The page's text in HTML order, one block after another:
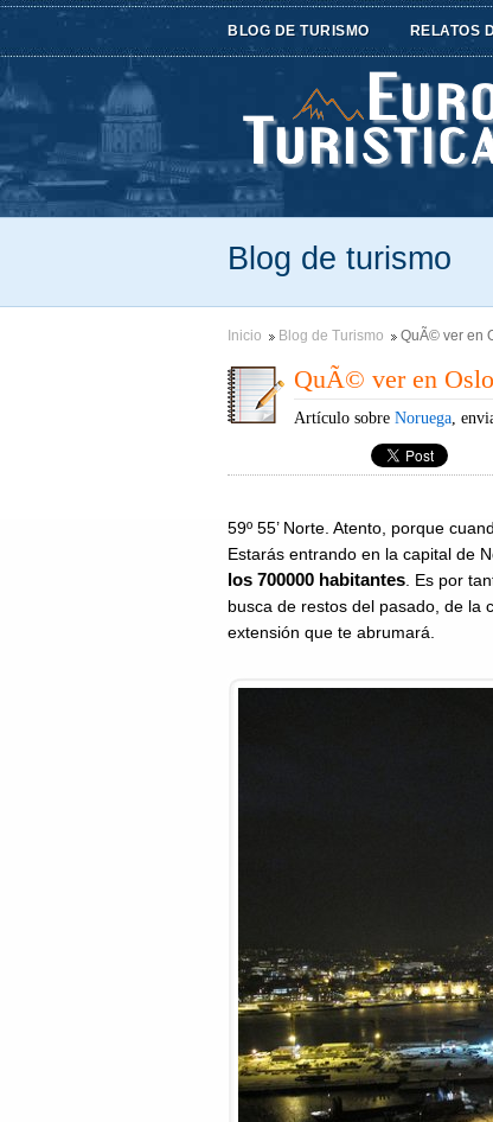
BLOG DE TURISMO RELATOS
Blog de turismo
Inicio Blog de Turismo QuÃ© ver en
QuÃ© ver en
Artículo sobre Noruega,
59º 55’ Norte. Atento, porque
Estarás entrando en la capital de
los 700000 habitantes . Es por
busca de restos del pasado, de la
extensión que te abrumará.